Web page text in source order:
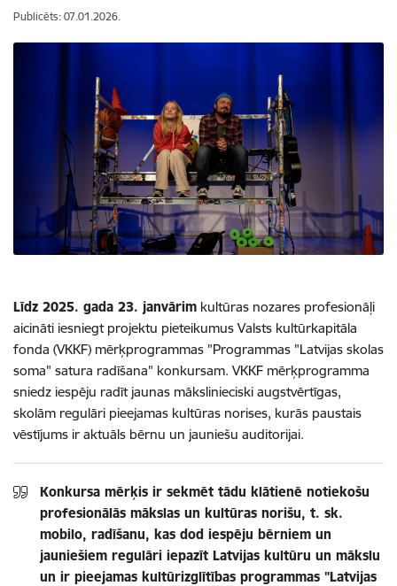
Publicēts: 07.01.2026.
Līdz 2025. gada 23. janvārim kultūras nozares profesionāļi
aicināti iesniegt projektu pieteikumus Valsts kultūrkapitāla
fonda (VKKF) mērķprogrammas "Programmas "Latvijas skolas
soma" satura radīšana" konkursam. VKKF mērķprogramma
sniedz iespēju radīt jaunas mākslinieciski augstvērtīgas,
skolām regulāri pieejamas kultūras norises, kurās paustais
vēstījums ir aktuāls bērnu un jauniešu auditorijai.
Konkursa mērķis ir sekmēt tādu klātienē notiekošu
profesionālās mākslas un kultūras norišu, t. sk.
mobilo, radīšanu, kas dod iespēju bērniem un
jauniešiem regulāri iepazīt Latvijas kultūru un mākslu
un ir pieejamas kultūrizglītības programmas "Latvijas